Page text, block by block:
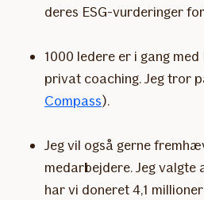
deres ESG-vurderinger
1000 ledere er i gang
privat coaching. Jeg tror
Compass).
Jeg vil også gerne
medarbejdere. Jeg
har vi doneret 4,1